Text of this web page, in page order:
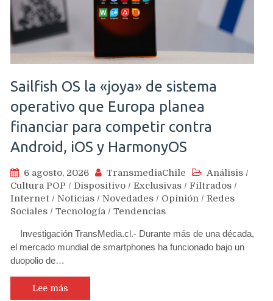
Sailfish OS la «joya» de sistema
operativo que Europa planea
financiar para competir contra
Android, iOS y HarmonyOS
6 agosto, 2026 TransmediaChile Análisis /
Cultura POP / Dispositivo / Exclusivas / Filtrados /
Internet / Noticias / Novedades / Opinión / Redes
Sociales / Tecnología / Tendencias
Investigación TransMedia.cl.- Durante más de una década,
el mercado mundial de smartphones ha funcionado bajo un
duopolio de…
Lee más